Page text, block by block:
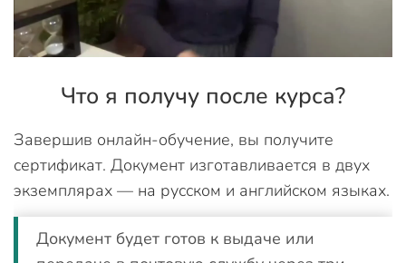
Что я получу после курса?
Завершив онлайн-обучение, вы получите
сертификат. Документ изготавливается в двух
экземплярах — на русском и английском языках.
Документ будет готов к выдаче или